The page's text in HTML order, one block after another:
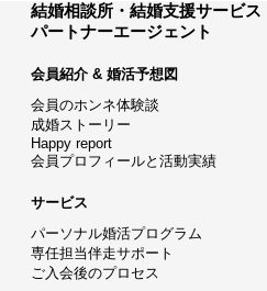
結婚相談所・結婚支援サービス
パートナーエージェント
会員紹介 & 婚活予想図
会員のホンネ体験談
成婚ストーリー
Happy report
会員プロフィールと活動実績
サービス
パーソナル婚活プログラム
専任担当伴走サポート
ご入会後のプロセス